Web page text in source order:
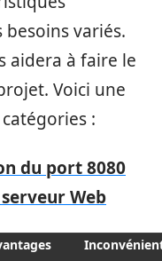
besoins variés.
aidera à faire le
Voici une
:
du port 8080
Web